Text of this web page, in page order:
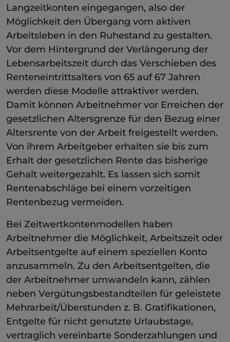
Langzeitkonten eingegangen, also der
Möglichkeit den Übergang vom aktiven
Arbeitsleben in den Ruhestand zu gestalten.
Vor dem Hintergrund der Verlängerung der
Lebensarbeitszeit durch das Verschieben des
Renteneintrittsalters von 65 auf 67 Jahren
werden diese Modelle attraktiver werden.
Damit können Arbeitnehmer vor Erreichen der
gesetzlichen Altersgrenze für den Bezug einer
Altersrente von der Arbeit freigestellt werden.
Von ihrem Arbeitgeber erhalten sie bis zum
Erhalt der gesetzlichen Rente das bisherige
Gehalt weitergezahlt. Es lassen sich somit
Rentenabschläge bei einem vorzeitigen
Rentenbezug vermeiden.
Bei Zeitwertkontenmodellen haben
Arbeitnehmer die Möglichkeit, Arbeitszeit oder
Arbeitsentgelte auf einem speziellen Konto
anzusammeln. Zu den Arbeitsentgelten, die
der Arbeitnehmer umwandeln kann, zählen
neben Vergütungsbestandteilen für geleistete
Mehrarbeit/Überstunden z. B. Gratifikationen,
Entgelte für nicht genutzte Urlaubstage,
vertraglich vereinbarte Sonderzahlungen und